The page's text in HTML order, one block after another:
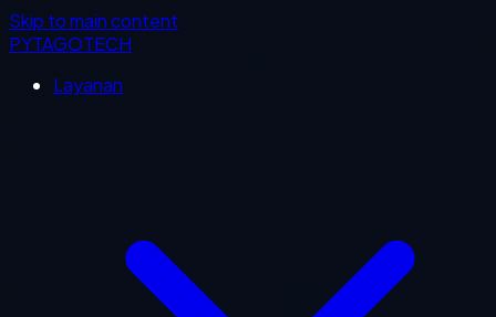
Skip to main content
PYTAGOTECH
Layanan